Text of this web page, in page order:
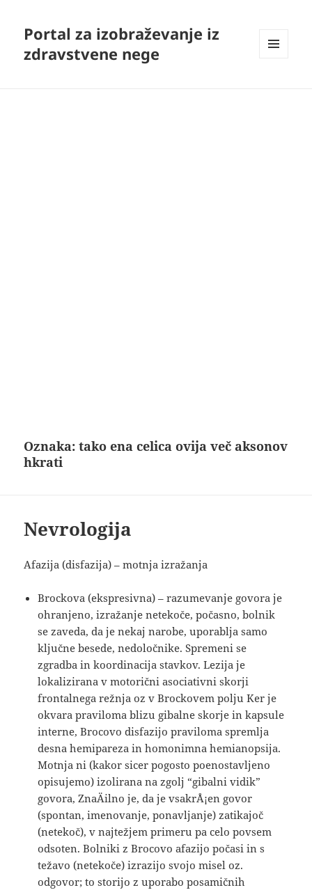
Portal za izobraževanje iz
zdravstvene nege
Oznaka:tako ena celica ovija več aksonov
hkrati
Nevrologija
Afazija (disfazija) – motnja izražanja
Brockova (ekspresivna) – razumevanje govora je
ohranjeno, izražanje netekoče, počasno, bolnik
se zaveda, da je nekaj narobe, uporablja samo
ključne besede, nedoločnike. Spremeni se
zgradba in koordinacija stavkov. Lezija je
lokalizirana v motorični asociativni skorji
frontalnega režnja oz v Brockovem polju Ker je
okvara praviloma blizu gibalne skorje in kapsule
interne, Brocovo disfazijo praviloma spremlja
desna hemipareza in homonimna hemianopsija.
Motnja ni (kakor sicer pogosto poenostavljeno
opisujemo) izolirana na zgolj “gibalni vidik”
govora, ZnaÄilno je, da je vsakrÅ¡en govor
(spontan, imenovanje, ponavljanje) zatikajoč
(netekoč), v najtežjem primeru pa celo povsem
odsoten. Bolniki z Brocovo afazijo počasi in s
težavo (netekoče) izrazijo svojo misel oz.
odgovor; to storijo z uporabo posamičnih